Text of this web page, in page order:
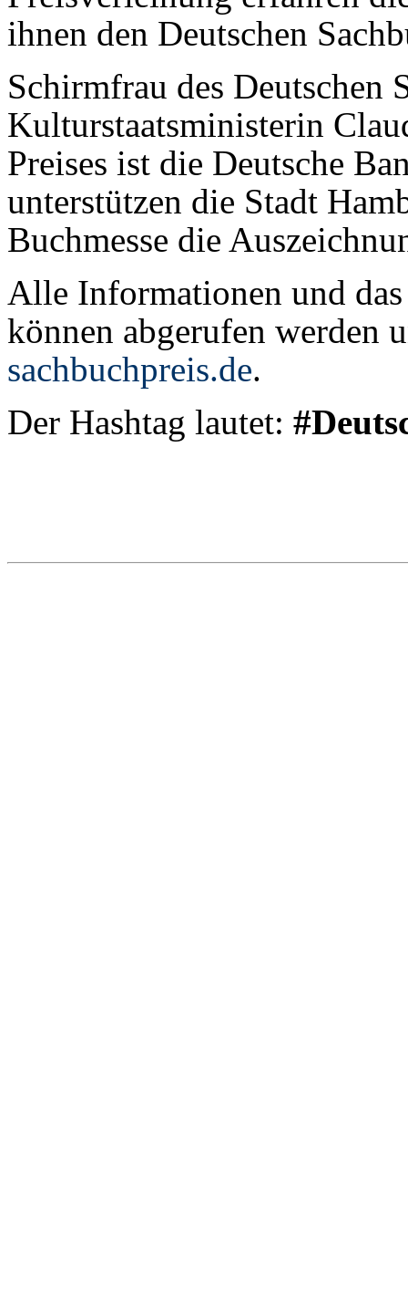
ihnen den Deutschen
Schirmfrau des Deutschen
Kulturstaatsministerin
Preises ist die Deutsche
unterstützen die Stadt
Buchmesse die
Alle Informationen und
können abgerufen werden
sachbuchpreis.de.
Der Hashtag lautet: